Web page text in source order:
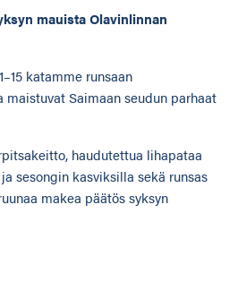
mauista Olavinlinnan
katamme runsaan
maistuvat Saimaan seudun parhaat
haudutettua lihapataa
sesongin kasviksilla sekä runsas
makea päätös syksyn